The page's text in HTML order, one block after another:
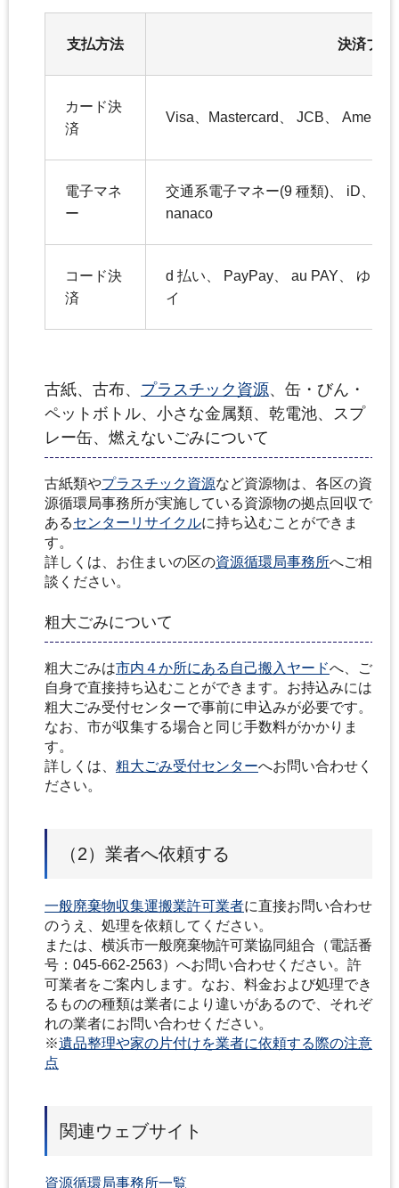
支払方法 決済ブラ
カード決
済
Visa、Mastercard、 JCB、
電子マネ
ー
交通系電子マネー(9 種類)、 iD、
nanaco
コード決
済
d 払い、 PayPay、 au PAY、 ゆう
イ
古紙、古布、 プラスチック資源、缶・びん・
ペットボトル、小さな金属類、乾電池、スプ
レー缶、燃えないごみについて
古紙類やプラスチック資源など資源物は、各区の資
源循環局事務所が実施している資源物の拠点回収で
あるセンターリサイクルに持ち込むことができま
す。
詳しくは、お住まいの区の資源循環局事務所へご相
談ください。
粗大ごみについて
粗大ごみは市内４か所にある自己搬入ヤードへ、ご
自身で直接持ち込むことができます。お持込みには
粗大ごみ受付センターで事前に申込みが必要です。
なお、市が収集する場合と同じ手数料がかかりま
す。
詳しくは、 粗大ごみ受付センターへお問い合わせく
ださい。
（2）業者へ依頼する
一般廃棄物収集運搬業許可業者に直接お問い合わせ
のうえ、処理を依頼してください。
または、横浜市一般廃棄物許可業協同組合（電話番
号：045-662-2563）へお問い合わせください。許
可業者をご案内します。なお、料金および処理でき
るものの種類は業者により違いがあるので、それぞ
れの業者にお問い合わせください。
※遺品整理や家の片付けを業者に依頼する際の注意
点
関連ウェブサイト
資源循環局事務所一覧